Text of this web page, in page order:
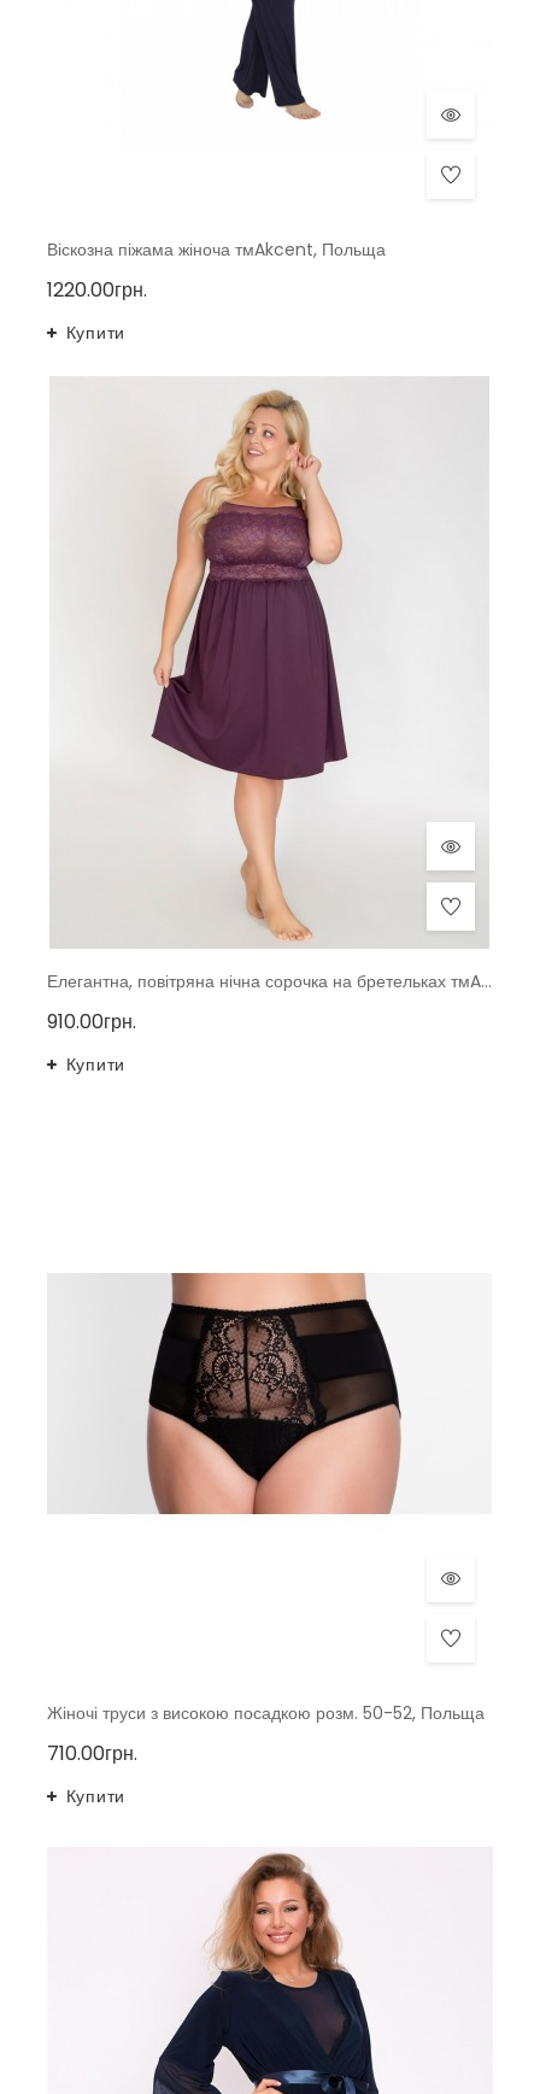
Віскозна піжама жіноча тмAkcent, Польща
1220.00грн.
Купити
Елегантна, повітряна нічна сорочка на бретельках тмAkcent, Польща
910.00грн.
Купити
Жіночі труси з високою посадкою розм. 50-52, Польща
710.00грн.
Купити